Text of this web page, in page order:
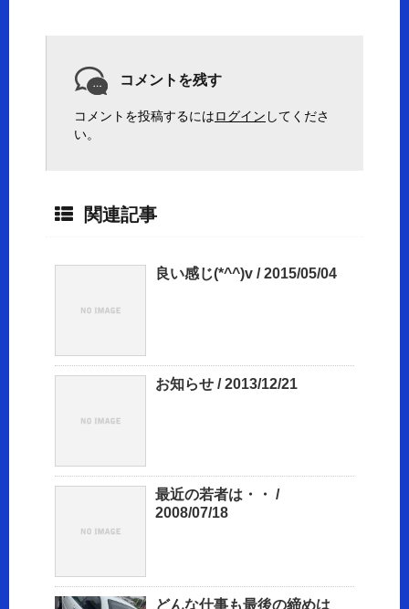
コメントを残す
コメントを投稿するにはログイン してくださ
い。
関連記事
良い感じ(*^^)v / 2015/05/04
お知らせ / 2013/12/21
最近の若者は・・ /
2008/07/18
どんな仕事も最後の締めは